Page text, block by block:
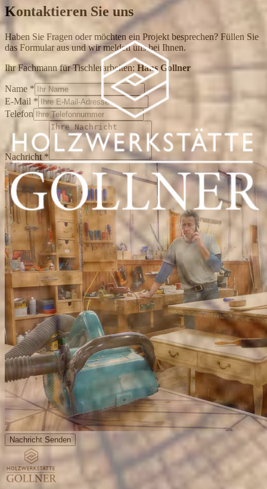
Kontaktieren Sie uns
Haben Sie Fragen oder möchten ein Projekt besprechen? Füllen Sie
das Formular aus und wir melden uns bei Ihnen.
Ihr Fachmann für Tischlerarbeiten: Hans Gollner
Name *
E-Mail *
Telefon
Nachricht *
Nachricht Senden